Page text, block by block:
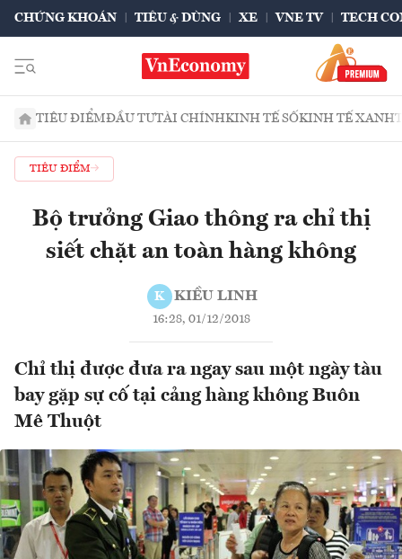
CHỨNG KHOÁN TIÊU & DÙNG XE VNE TV TECH
TIÊU ĐIỂMĐẦU TƯTÀI CHÍNHKINH TẾ SỐKINH TẾ XANH
TIÊU ĐIỂM
Bộ trưởng Giao thông ra chỉ thị
siết chặt an toàn hàng không
K KIỀU LINH
16:28, 01/12/2018
Chỉ thị được đưa ra ngay sau một ngày tàu
bay gặp sự cố tại cảng hàng không Buôn
Mê Thuột